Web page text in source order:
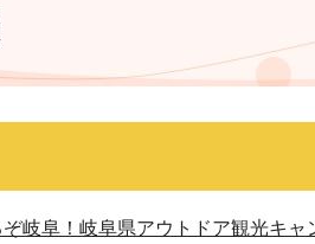
岐阜！岐阜県アウトドア観光キャ